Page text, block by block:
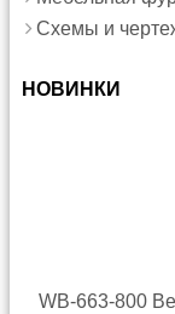
Схемы и
НОВИНКИ
WB-663-800